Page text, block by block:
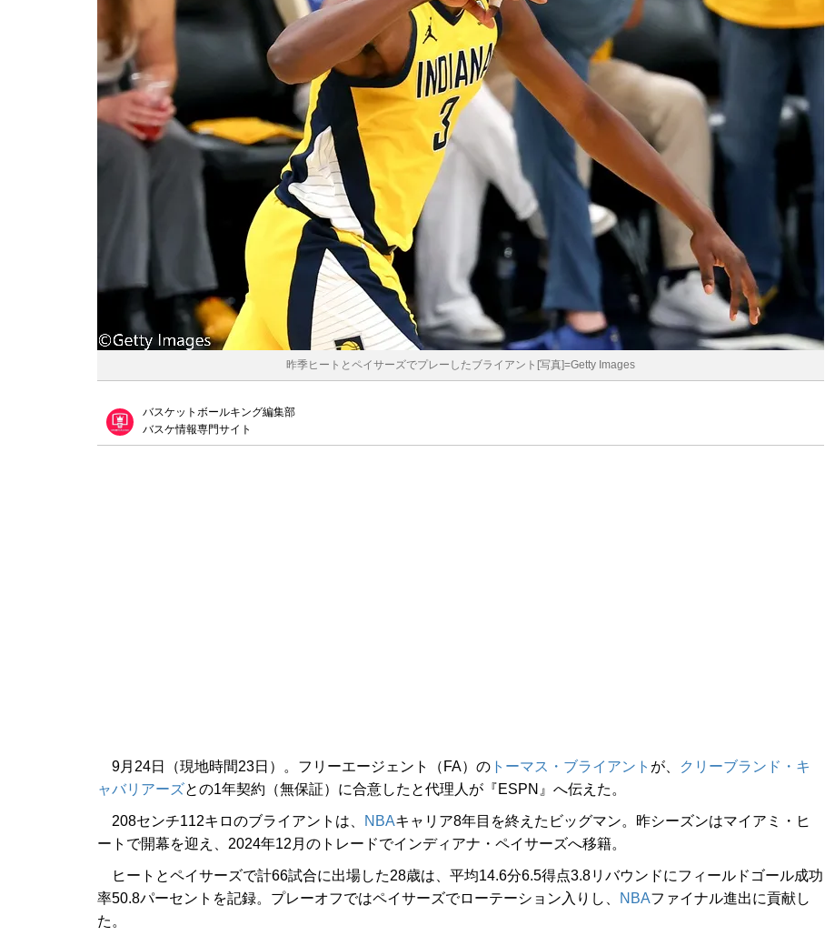
昨季ヒートとペイサーズでプレーしたブライアント[写真]=Getty Images
バスケットボールキング編集部
バスケ情報専門サイト
9月24日（現地時間23日）。フリーエージェント（FA）の トーマス・ブライアント が、
クリーブランド・キ
ャバリアーズとの1年契約（無保証）に合意したと代理人が『ESPN』へ伝えた。
208センチ112キロのブライアントは、 NBAキャリア8年目を終えたビッグマン。昨シーズンはマイアミ・ヒ
ートで開幕を迎え、2024年12月のトレードでインディアナ・ペイサーズへ移籍。
ヒートとペイサーズで計66試合に出場した28歳は、平均14.6分6.5得点3.8リバウンドにフィールドゴール成功
率50.8パーセントを記録。プレーオフではペイサーズでローテーション入りし、
NBAファイナル進出に貢献し
た。